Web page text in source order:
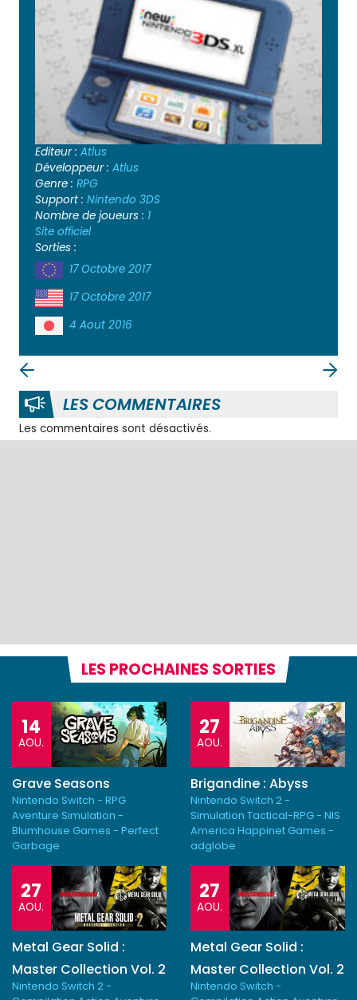
Editeur : Atlus
Développeur : Atlus
Genre : RPG
Support : Nintendo 3DS
Nombre de joueurs : 1
Site officiel
Sorties :
17 Octobre 2017
17 Octobre 2017
4 Aout 2016
LES COMMENTAIRES
Les commentaires sont désactivés.
LES PROCHAINES SORTIES
14
AOU.
Grave Seasons
Nintendo Switch - RPG
Aventure Simulation -
Blumhouse Games - Perfect
Garbage
27
AOU.
Brigandine : Abyss
Nintendo Switch 2 -
Simulation Tactical-RPG - NIS
America Happinet Games -
adglobe
27
AOU.
Metal Gear Solid :
Master Collection Vol. 2
Nintendo Switch 2 -
27
AOU.
Metal Gear Solid :
Master Collection Vol. 2
Nintendo Switch -